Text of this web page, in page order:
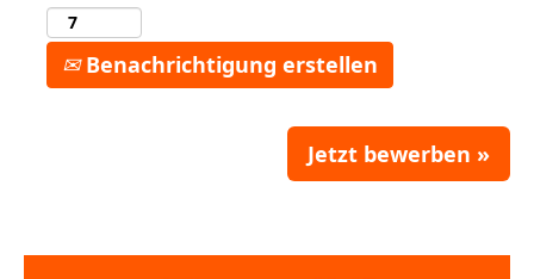
Benachrichtigung erstellen
Jetzt bewerben »